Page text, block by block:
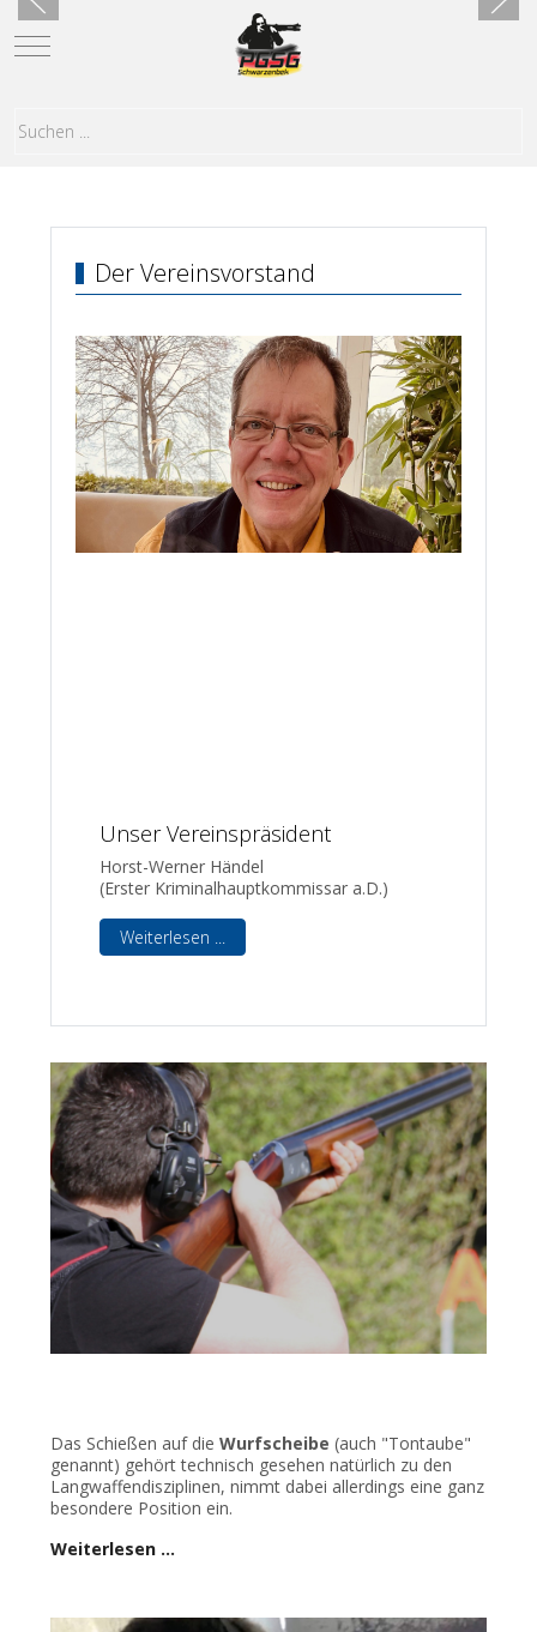
Mobile Menu Toggle
Der Vereinsvorstand
Unser Vereinspräsident
Horst-Werner Händel
(Erster Kriminalhauptkommissar a.D.)
Weiterlesen ...
Das Schießen auf die Wurfscheibe (auch "Tontaube"
genannt) gehört technisch gesehen natürlich zu den
Langwaffendisziplinen, nimmt dabei allerdings eine ganz
besondere Position ein.
Weiterlesen …